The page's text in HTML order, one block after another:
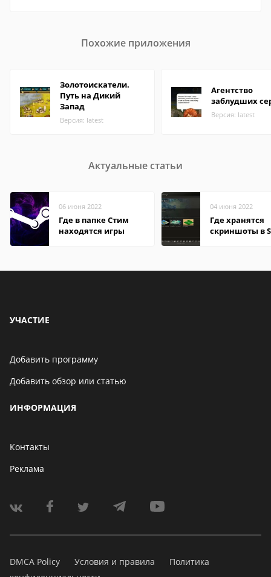
Похожие приложения
Золотоискатели.
Путь на Дикий
Запад
Версия: latest
Агентство
заблудших
Версия: latest
Актуальные статьи
06 июня 2022
Где в папке Стим
находятся игры
04 июня 2022
Где хранятся
скриншоты в
УЧАСТИЕ
Добавить программу
Добавить обзор или статью
ИНФОРМАЦИЯ
Контакты
Реклама
DMCA Policy Условия и правила
Политика